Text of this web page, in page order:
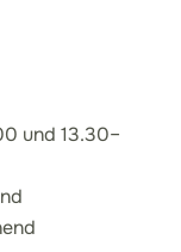
und 13.30–